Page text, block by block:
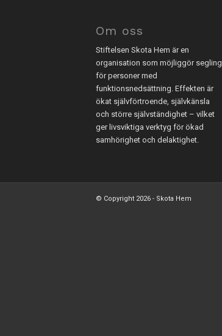
Om oss
Stiftelsen Skota Hem är en
organisation som möjliggör segling
för personer med
funktionsnedsättning. Effekten är
ökat självförtroende, självkänsla
och större självständighet – vilket
ger livsviktiga verktyg för ökad
samhörighet och delaktighet.
© Copyright 2026 - Skota Hem